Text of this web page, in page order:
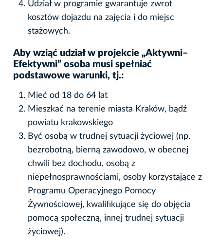
Udział w programie gwarantuje zwrot
kosztów dojazdu na zajęcia i do miejsc
stażowych.
Aby wziąć udział w projekcie „Aktywni–
Efektywni” osoba musi spełniać
podstawowe warunki, tj.:
Mieć od 18 do 64 lat
Mieszkać na terenie miasta Kraków, bądź
powiatu krakowskiego
Być osobą w trudnej sytuacji życiowej (np.
bezrobotną, bierną zawodowo, w obecnej
chwili bez dochodu, osobą z
niepełnosprawnościami, osoby korzystające z
Programu Operacyjnego Pomocy
Żywnościowej, kwalifikujące się do objęcia
pomocą społeczną, innej trudnej sytuacji
życiowej).